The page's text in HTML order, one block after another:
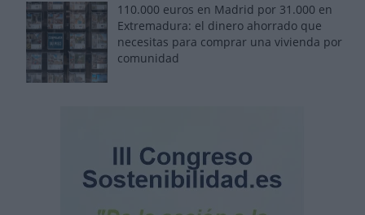
110.000 euros en Madrid por 31.000 en
Extremadura: el dinero ahorrado que
necesitas para comprar una vivienda por
comunidad